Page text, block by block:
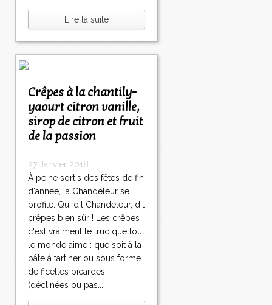
Lire la suite
Crêpes à la chantily-
yaourt citron vanille,
sirop de citron et fruit
de la passion
27 Janvier 2018
À peine sortis des fêtes de fin
d'année, la Chandeleur se
profile. Qui dit Chandeleur, dit
crêpes bien sûr ! Les crêpes
c'est vraiment le truc que tout
le monde aime : que soit à la
pâte à tartiner ou sous forme
de ficelles picardes
(déclinées ou pas...